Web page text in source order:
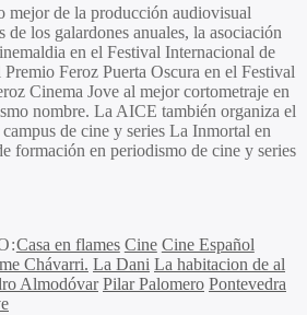
mejor de la producción audiovisual
de los galardones anuales, la asociación
en el Festival Internacional de
Feroz Puerta Oscura en el Festival
Cinema Jove al mejor cortometraje en
nombre. La AICE también organiza el
de cine y series La Inmortal en
formación en periodismo de cine y series
Casa en flames Cine Cine Español
Chávarri. La Dani La habitacion de al
Almodóvar Pilar Palomero Pontevedra